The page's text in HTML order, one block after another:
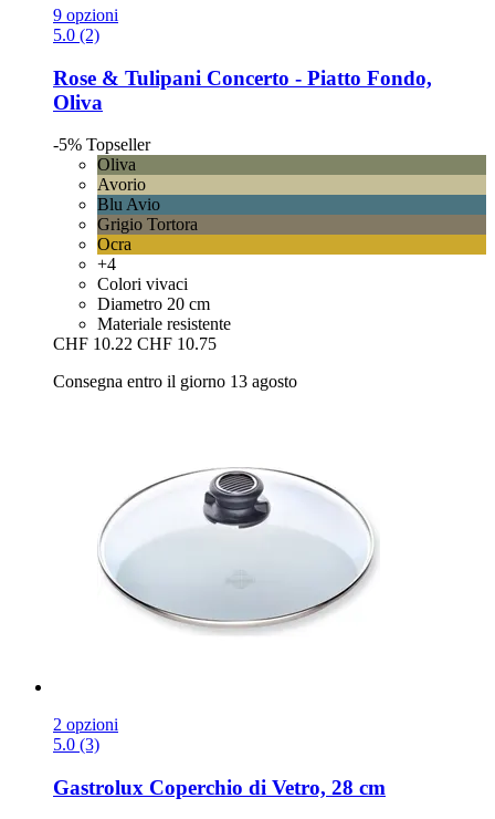
9 opzioni
5.0 (2)
Rose & Tulipani Concerto -​ Piatto Fondo,
Oliva
-5% Topseller
Oliva
Avorio
Blu Avio
Grigio Tortora
Ocra
+4
Colori vivaci
Diametro 20 cm
Materiale resistente
CHF 10.22 CHF 10.75
Consegna entro il giorno 13 agosto
2 opzioni
5.0 (3)
Gastrolux Coperchio di Vetro, 28 cm